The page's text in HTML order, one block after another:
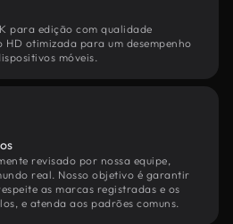
para edição com qualidade
otimizada para um desempenho
móveis.
revisado por nossa equipe,
real. Nosso objetivo é garantir
as marcas registradas e os
e atenda aos padrões comuns.